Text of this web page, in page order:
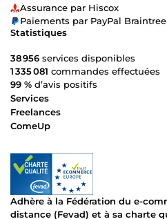
Assurance par Hiscox
Paiements par PayPal Braintree
Statistiques
38 956 services disponibles
1 335 081 commandes effectuées
99 % d’avis positifs
Services
Freelances
ComeUp
Adhère à la Fédération du e-
distance (Fevad) et à sa charte